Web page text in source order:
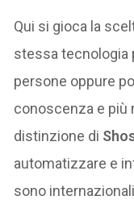
Qui si gioca la
stessa tecnologia
persone oppure
conoscenza e più
distinzione di
automatizzare e
sono